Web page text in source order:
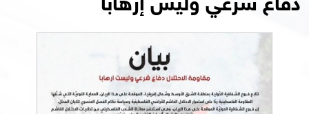
دفاع شرعي وليس إرهابا